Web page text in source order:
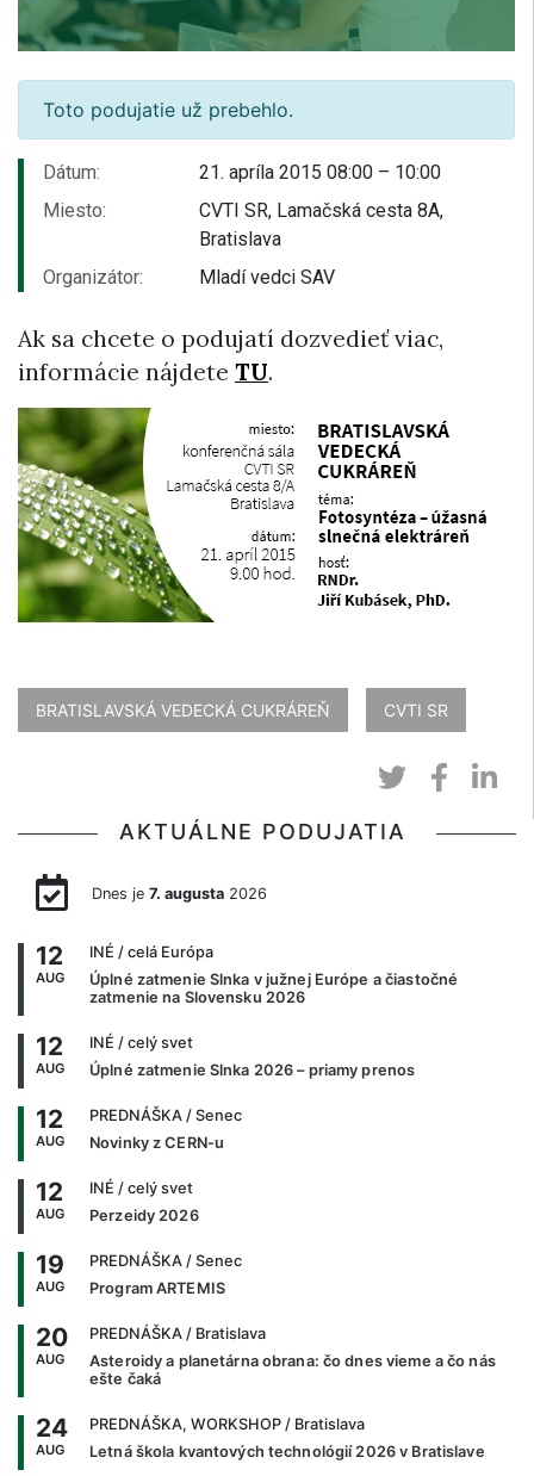
Toto podujatie už prebehlo.
Dátum:
21. apríla 2015 08:00 – 10:00
Miesto:
CVTI SR, Lamačská cesta 8A,
Bratislava
Organizátor:
Mladí vedci SAV
Ak sa chcete o podujatí dozvedieť viac,
informácie nájdete TU.
BRATISLAVSKÁ VEDECKÁ CUKRÁREŇ CVTI SR
AKTUÁLNE PODUJATIA
Dnes je 7. augusta2026
12
AUG
INÉ / celá Európa
Úplné zatmenie Slnka v južnej Európe a čiastočné
zatmenie na Slovensku 2026
12
AUG
INÉ / celý svet
Úplné zatmenie Slnka 2026 – priamy prenos
12
AUG
PREDNÁŠKA / Senec
Novinky z CERN-u
12
AUG
INÉ / celý svet
Perzeidy 2026
19
AUG
PREDNÁŠKA / Senec
Program ARTEMIS
20
AUG
PREDNÁŠKA / Bratislava
Asteroidy a planetárna obrana: čo dnes vieme a čo nás
ešte čaká
24
AUG
PREDNÁŠKA, WORKSHOP / Bratislava
Letná škola kvantových technológií 2026 v Bratislave